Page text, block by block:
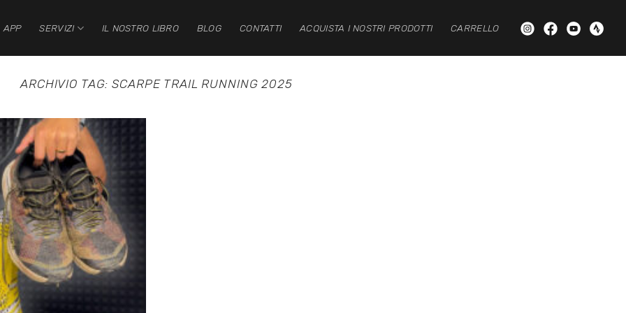
APP SERVIZI IL NOSTRO LIBRO BLOG CONTATTI ACQUISTA I NOSTRI PRODOTTI CARRELLO
ARCHIVIO TAG:SCARPE TRAIL RUNNING 2025